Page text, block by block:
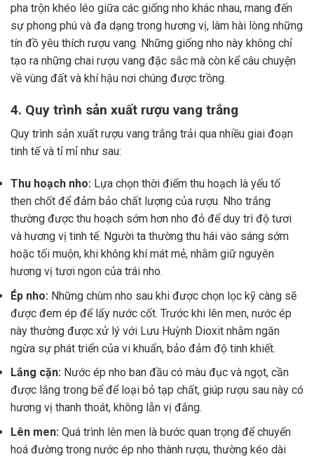
pha trộn khéo léo giữa các giống nho khác nhau, mang đến
sự phong phú và đa dạng trong hương vị, làm hài lòng những
tín đồ yêu thích rượu vang. Những giống nho này không chỉ
tạo ra những chai rượu vang đặc sắc mà còn kể câu chuyện
về vùng đất và khí hậu nơi chúng được trồng.
4. Quy trình sản xuất rượu vang trắng
Quy trình sản xuất rượu vang trắng trải qua nhiều giai đoạn
tinh tế và tỉ mỉ như sau:
Thu hoạch nho: Lựa chọn thời điểm thu hoạch là yếu tố
then chốt để đảm bảo chất lượng của rượu. Nho trắng
thường được thu hoạch sớm hơn nho đỏ để duy trì độ tươi
và hương vị tinh tế. Người ta thường thu hái vào sáng sớm
hoặc tối muộn, khi không khí mát mẻ, nhằm giữ nguyên
hương vị tươi ngon của trái nho.
Ép nho: Những chùm nho sau khi được chọn lọc kỹ càng sẽ
được đem ép để lấy nước cốt. Trước khi lên men, nước ép
này thường được xử lý với Lưu Huỳnh Dioxit nhằm ngăn
ngừa sự phát triển của vi khuẩn, bảo đảm độ tinh khiết.
Lắng cặn: Nước ép nho ban đầu có màu đục và ngọt, cần
được lắng trong bể để loại bỏ tạp chất, giúp rượu sau này có
hương vị thanh thoát, không lẫn vị đắng.
Lên men: Quá trình lên men là bước quan trọng để chuyển
hoá đường trong nước ép nho thành rượu, thường kéo dài